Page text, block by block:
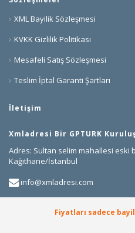
XML Bayilik Sözleşmesi
KVKK Gizlilik Politikası
Mesafeli Satış Sözleşmesi
Teslim İptal Garanti Şartları
İletişim
Xmladresi Bir GPTURK
Adres: Sultan selim mahallesi eski
Kağıthane/İstanbul
info@xmladresi.com
Fiyatları sadece